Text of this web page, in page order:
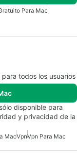
Para Mac
todos los usuarios
disponible para
y privacidad de la
MacVpnVpn Para Mac